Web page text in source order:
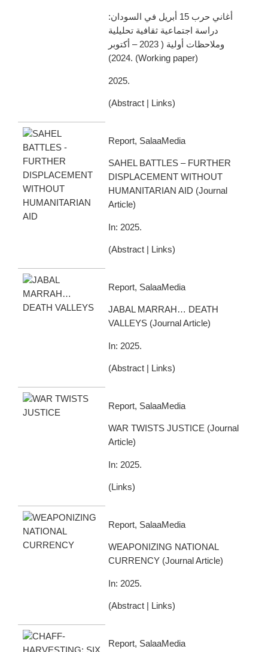
أغاني حرب 15 أبريل في السودان:
دراسة اجتماعية ثقافية تحليلية
وملاحظات أولية ( 2023 – أكتوبر
2024). (Working paper)
2025.
(Abstract Links)
Report, SalaaMedia
SAHEL BATTLES – FURTHER
DISPLACEMENT WITHOUT
HUMANITARIAN AID (Journal
Article)
In: 2025.
(Abstract Links)
Report, SalaaMedia
JABAL MARRAH… DEATH
VALLEYS (Journal Article)
In: 2025.
(Abstract Links)
Report, SalaaMedia
WAR TWISTS JUSTICE (Journal
Article)
In: 2025.
(Links)
Report, SalaaMedia
WEAPONIZING NATIONAL
CURRENCY (Journal Article)
In: 2025.
(Abstract Links)
Report, SalaaMedia